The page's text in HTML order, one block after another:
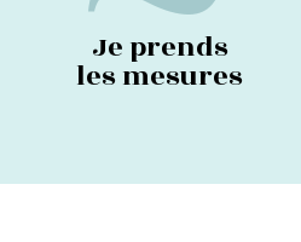
Je prends
les mesures